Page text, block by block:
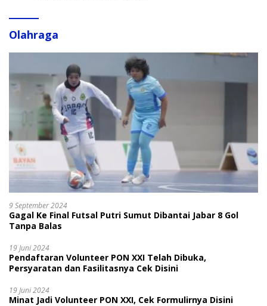
Olahraga
9 September 2024
Gagal Ke Final Futsal Putri Sumut Dibantai Jabar 8 Gol
Tanpa Balas
19 Juni 2024
Pendaftaran Volunteer PON XXI Telah Dibuka,
Persyaratan dan Fasilitasnya Cek Disini
19 Juni 2024
Minat Jadi Volunteer PON XXI, Cek Formulirnya Disini